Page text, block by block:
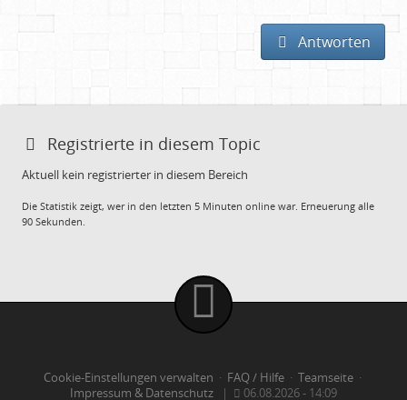
Antworten
Registrierte in diesem Topic
Aktuell kein registrierter in diesem Bereich
Die Statistik zeigt, wer in den letzten 5 Minuten online war. Erneuerung alle
90 Sekunden.
Cookie-Einstellungen verwalten · FAQ / Hilfe· Teamseite·
Impressum & Datenschutz | 06.08.2026 - 14:09